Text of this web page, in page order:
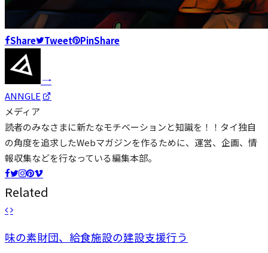
Share Tweet PinShare
ANNGLE
メディア
読者のみなさまに新たなモチベーションと知識を！！タイ独自
の角度を追求したWebマガジンを作るために、運営、企画、情
報収集などを行なっている編集本部。
Related
味の素財団、給食施設の建設支援行う